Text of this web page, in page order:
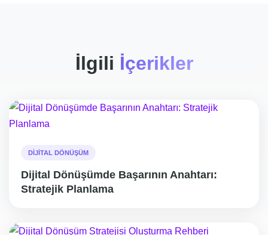
İlgili İçerikler
DIJITAL DÖNÜŞÜM
Dijital Dönüşümde Başarının Anahtarı:
Stratejik Planlama